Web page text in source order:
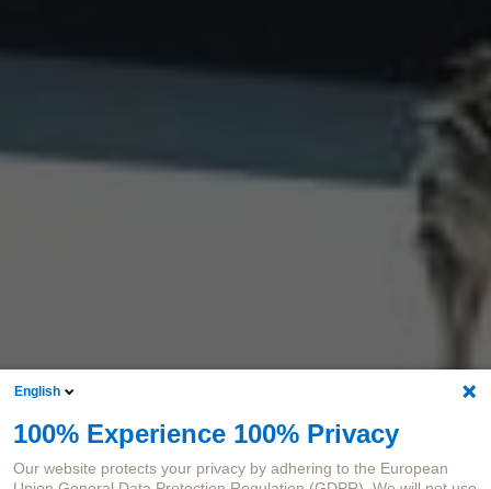
English
100% Experience 100% Privacy
Our website protects your privacy by adhering to the European